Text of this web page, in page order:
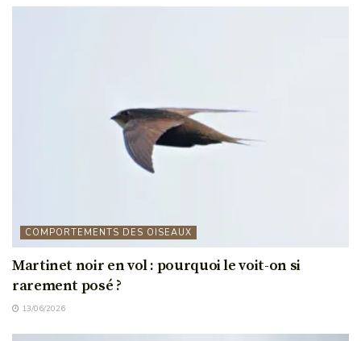
COMPORTEMENTS DES OISEAUX
Martinet noir en vol : pourquoi le voit-on si
rarement posé ?
13/06/2026